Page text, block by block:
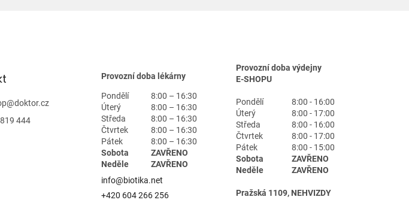
@doktor.cz
444
Provozní doba lékárny
Pondělí
8:00 – 16:30
Úterý
8:00 – 16:30
Středa
8:00 – 16:30
Čtvrtek
8:00 – 16:30
Pátek
8:00 – 16:30
Sobota
ZAVŘENO
Neděle
ZAVŘENO
info@biotika.net
+420 604 266 256
Provozní doba výdejny
E-SHOPU
Pondělí
8:00 - 16:00
Úterý
8:00 - 17:00
Středa
8:00 - 16:00
Čtvrtek
8:00 - 17:00
Pátek
8:00 - 15:00
Sobota
ZAVŘENO
Neděle
ZAVŘENO
Pražská 1109, NEHVIZDY